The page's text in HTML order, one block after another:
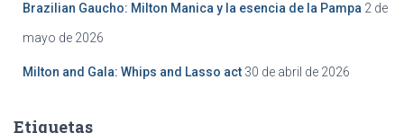
Brazilian Gaucho: Milton Manica y la esencia de la Pampa 2 de
mayo de 2026
Milton and Gala: Whips and Lasso act 30 de abril de 2026
Etiquetas